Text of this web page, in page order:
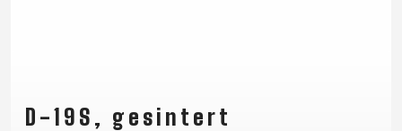
D-19S, gesintert